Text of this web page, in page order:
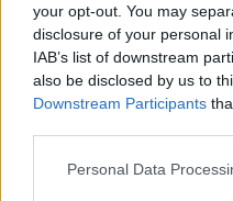
your opt-out. You may
disclosure of your personal
IAB’s list of downstream
also be disclosed by us to
Downstream Participants
Personal Data
Kiderült, ekkora
számítasz
Hiába emelkednek